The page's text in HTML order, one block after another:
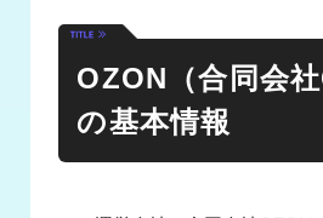
OZON（合同会社
の基本情報